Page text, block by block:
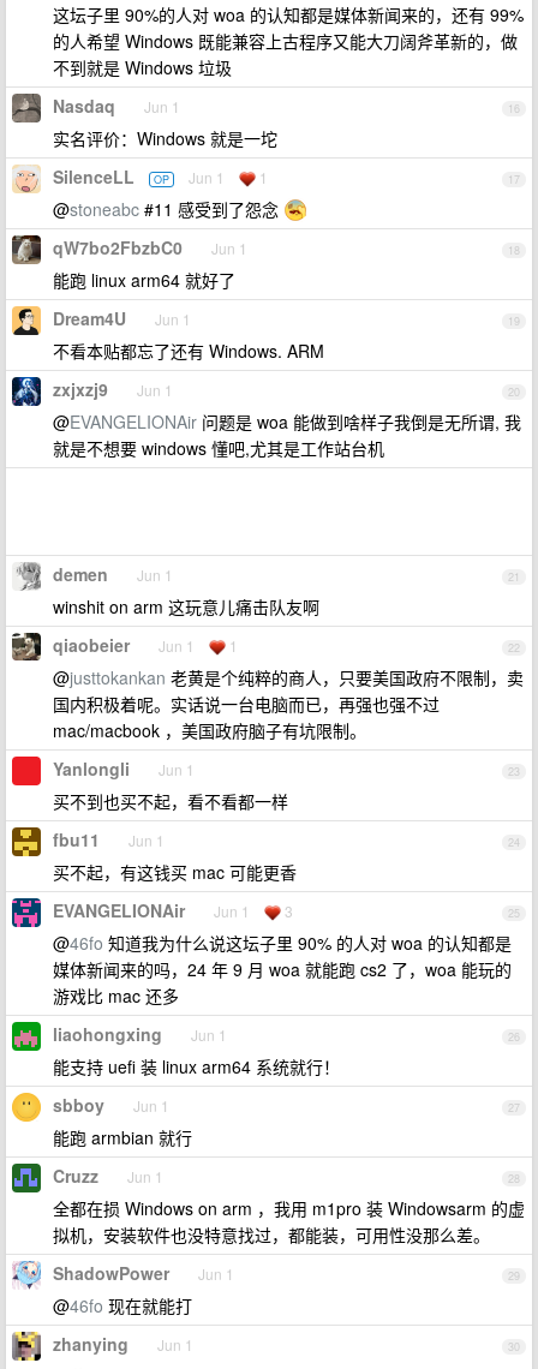
这坛子里 90%的人对 woa 的认知都是媒体新闻来的，还有 99%
的人希望 Windows 既能兼容上古程序又能大刀阔斧革新的，做
不到就是 Windows 垃圾
16
Nasdaq Jun 1
实名评价：Windows 就是一坨
17
SilenceLL OP Jun 1 1
@stoneabc #11 感受到了怨念
18
qW7bo2FbzbC0 Jun 1
能跑 linux arm64 就好了
19
Dream4U Jun 1
不看本贴都忘了还有 Windows. ARM
20
zxjxzj9 Jun 1
@EVANGELIONAir 问题是 woa 能做到啥样子我倒是无所谓, 我
就是不想要 windows 懂吧,尤其是工作站台机
21
demen Jun 1
winshit on arm 这玩意儿痛击队友啊
22
qiaobeier Jun 1 1
@justtokankan 老黄是个纯粹的商人，只要美国政府不限制，卖
国内积极着呢。实话说一台电脑而已，再强也强不过
mac/macbook ，美国政府脑子有坑限制。
23
Yanlongli Jun 1
买不到也买不起，看不看都一样
24
fbu11 Jun 1
买不起，有这钱买 mac 可能更香
25
EVANGELIONAir Jun 1 3
@46fo 知道我为什么说这坛子里 90% 的人对 woa 的认知都是
媒体新闻来的吗，24 年 9 月 woa 就能跑 cs2 了，woa 能玩的
游戏比 mac 还多
26
liaohongxing Jun 1
能支持 uefi 装 linux arm64 系统就行！
27
sbboy Jun 1
能跑 armbian 就行
28
Cruzz Jun 1
全都在损 Windows on arm ，我用 m1pro 装 Windowsarm 的虚
拟机，安装软件也没特意找过，都能装，可用性没那么差。
29
ShadowPower Jun 1
@46fo 现在就能打
30
zhanying Jun 1